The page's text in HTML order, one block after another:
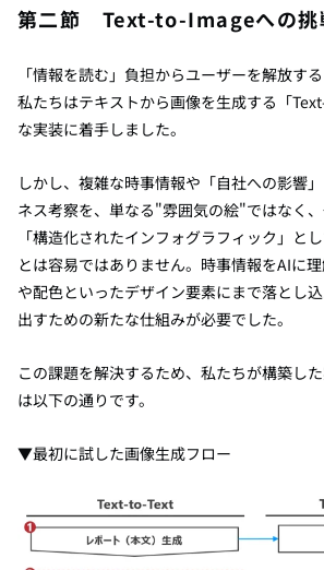
第二節 Text-to-Imageへの挑
「情報を読む」負担からユーザーを解放す
私たちはテキストから画像を生成する「
な実装に着手しました。
しかし、複雑な時事情報や「自社への影響
ネス考察を、単なる"雰囲気の絵"ではなく
「構造化されたインフォグラフィック」と
とは容易ではありません。時事情報をAIに
や配色といったデザイン要素にまで落とし
出すための新たな仕組みが必要でした。
この課題を解決するため、私たちが構築し
は以下の通りです。
▼最初に試した画像生成フロー